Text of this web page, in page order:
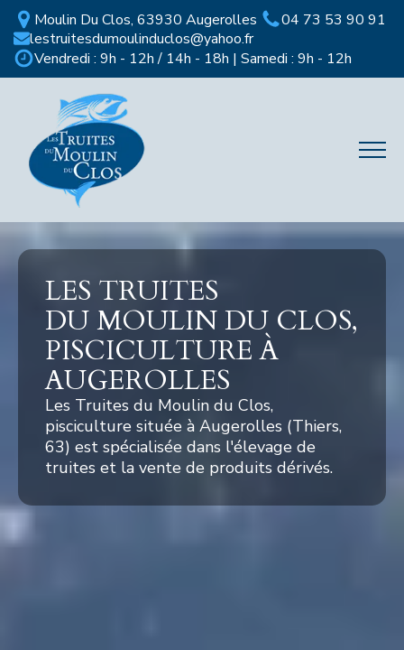
Moulin Du Clos, 63930 Augerolles
04 73 53 90 91
lestruitesdumoulinduclos@yahoo.fr
Vendredi : 9h - 12h / 14h - 18h | Samedi : 9h - 12h
LES TRUITES
DU MOULIN DU CLOS,
PISCICULTURE À
AUGEROLLES
Les Truites du Moulin du Clos,
pisciculture située à Augerolles (Thiers,
63) est spécialisée dans l'élevage de
truites et la vente de produits dérivés.